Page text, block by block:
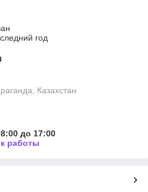
год
Казахстан
до 17:00
работы